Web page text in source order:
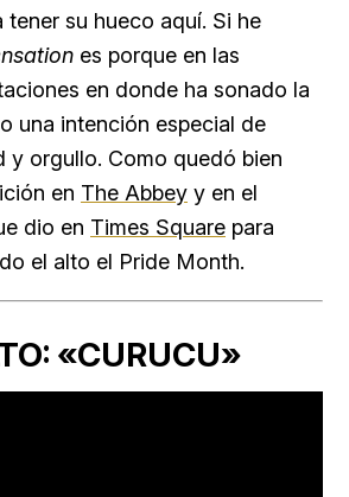
tener su hueco aquí. Si he
es porque en las
en donde ha sonado la
una intención especial de
y orgullo. Como quedó bien
en The Abbey y en el
dio en Times Square para
el alto el Pride Month.
«CURUCU»